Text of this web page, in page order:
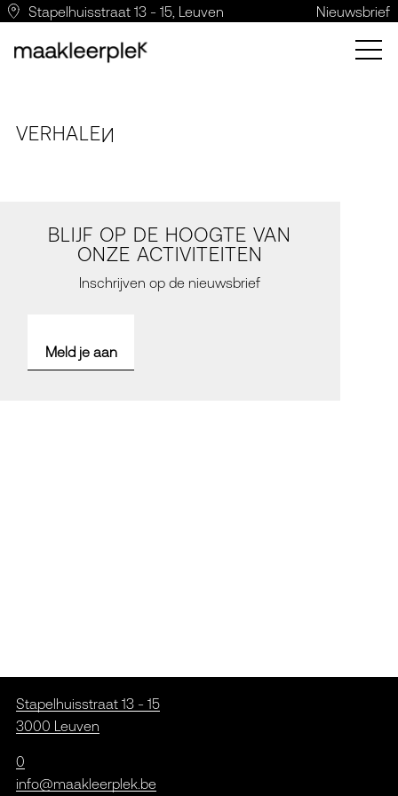
Stapelhuisstraat 13 - 15, Leuven Nieuwsbrief
VERHALEN
BLIJF OP DE HOOGTE VAN
ONZE ACTIVITEITEN
Inschrijven op de nieuwsbrief
Meld je aan
Stapelhuisstraat 13 - 15
3000 Leuven
0
info@maakleerplek.be